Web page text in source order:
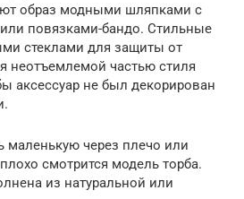
образ модными шляпками с
повязками-бандо. Стильные
стеклами для защиты от
неотъемлемой частью стиля
аксессуар не был декорирован
через плечо или
смотрится модель торба.
из натуральной или